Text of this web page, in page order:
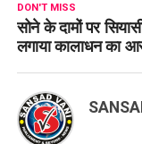
DON'T MISS
सोने के दामों पर
लगाया कालाधन का